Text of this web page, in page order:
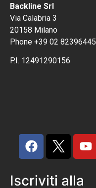
Backline Srl
Via Calabria 3
20158 Milano
Phone +39 02 82396445
P.I. 12491290156
Iscriviti alla